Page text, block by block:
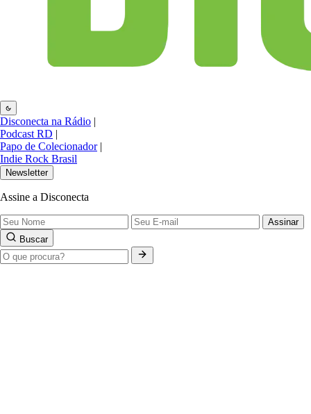
Disconecta na Rádio |
Podcast RD |
Papo de Colecionador |
Indie Rock Brasil
Newsletter
Assine a Disconecta
Assinar
Buscar